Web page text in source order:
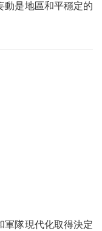
動是地區和平穩定的
軍隊現代化取得決定